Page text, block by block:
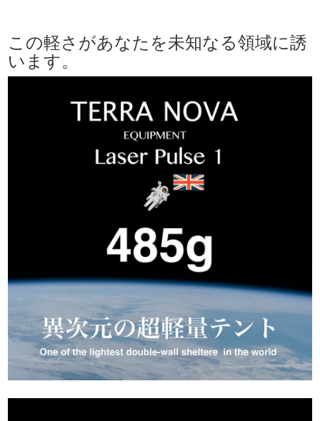
この軽さがあなたを未知なる領域に誘
います。